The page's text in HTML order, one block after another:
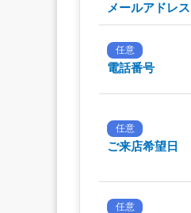
メールアドレス
任意
電話番号
任意
ご来店希望日
任意